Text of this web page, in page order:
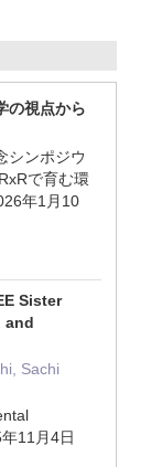
の視点から
シンポジウ
で育む環
年1月10
Sister
and
Sachi
11月4日